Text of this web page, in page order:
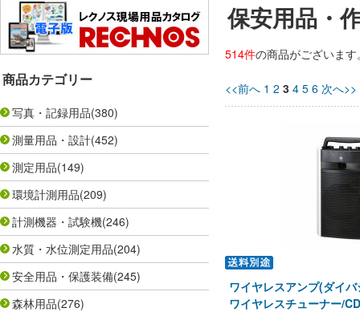
商品カテゴリー
写真・記録用品(380)
測量用品・設計(452)
測定用品(149)
環境計測用品(209)
計測機器・試験機(246)
水質・水位測定用品(204)
安全用品・保護装備(245)
森林用品(276)
保安用品・
514件の商品がございます
<<前へ 1 2 3 4 5 6 次へ>>
ワイヤレスアンプ(ダイ
ワイヤレスチューナー/